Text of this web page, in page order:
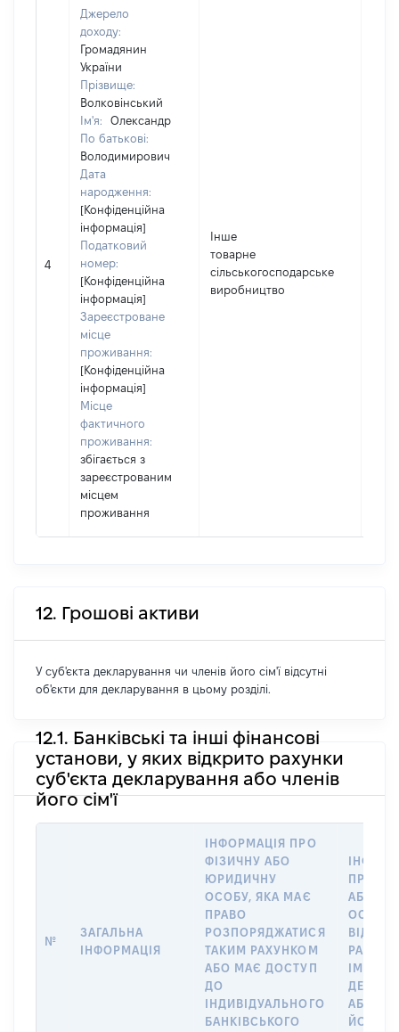
4
Джерело
доходу:
Громадянин
України
Прізвище:
Волковінський
Ім'я:
Олександр
По батькові:
Володимирович
Дата
народження:
[Конфіденційна
інформація]
Податковий
номер:
[Конфіденційна
інформація]
Зареєстроване
місце
проживання:
[Конфіденційна
інформація]
Місце
фактичного
проживання:
збігається з
зареєстрованим
місцем
проживання
Інше
товарне
сільськогосподарське
виробництво
12. Грошові активи
У суб'єкта декларування чи членів його сім'ї відсутні
об'єкти для декларування в цьому розділі.
12.1. Банківські та інші фінансові
установи, у яких відкрито рахунки
суб'єкта декларування або членів
його сім'ї
№
ЗАГАЛЬНА
ІНФОРМАЦІЯ
ІНФОРМАЦІЯ ПРО
ФІЗИЧНУ АБО
ЮРИДИЧНУ
ОСОБУ, ЯКА МАЄ
ПРАВО
РОЗПОРЯДЖАТИСЯ
ТАКИМ РАХУНКОМ
АБО МАЄ ДОСТУП
ДО
ІНДИВІДУАЛЬНОГО
БАНКІВСЬКОГО
ПРО
АБО
ОСОБУ,
ІМ’Я
АБО
ЙОГО